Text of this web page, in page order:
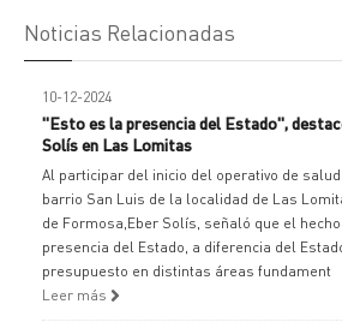
Noticias Relacionadas
10-12-2024
"Esto es la presencia del Estado",
Solís en Las Lomitas
Al participar del inicio del operativo de salud
barrio San Luis de la localidad de Las
de Formosa,Eber Solís, señaló que el
presencia del Estado, a diferencia del
presupuesto en distintas áreas fundament
Leer más